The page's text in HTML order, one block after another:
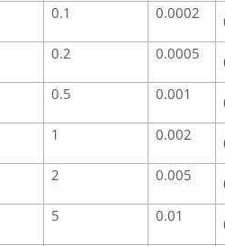
0.1 0.0002
0.2 0.0005
0.5 0.001
1 0.002
2 0.005
5 0.01